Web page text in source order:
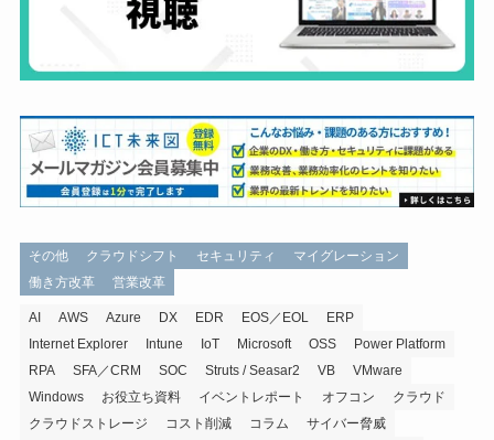
その他 クラウドシフト セキュリティ
マイグレーション
働き方改革
営業改革
AI AWS Azure DX EDR EOS／EOL
ERP
Internet Explorer
Intune IoT Microsoft OSS
Power Platform
RPA
SFA／CRM SOC Struts / Seasar2 VB
VMware
Windows
お役立ち資料 イベントレポート オフコン
クラウド
クラウドストレージ
コスト削減 コラム
サイバー脅威